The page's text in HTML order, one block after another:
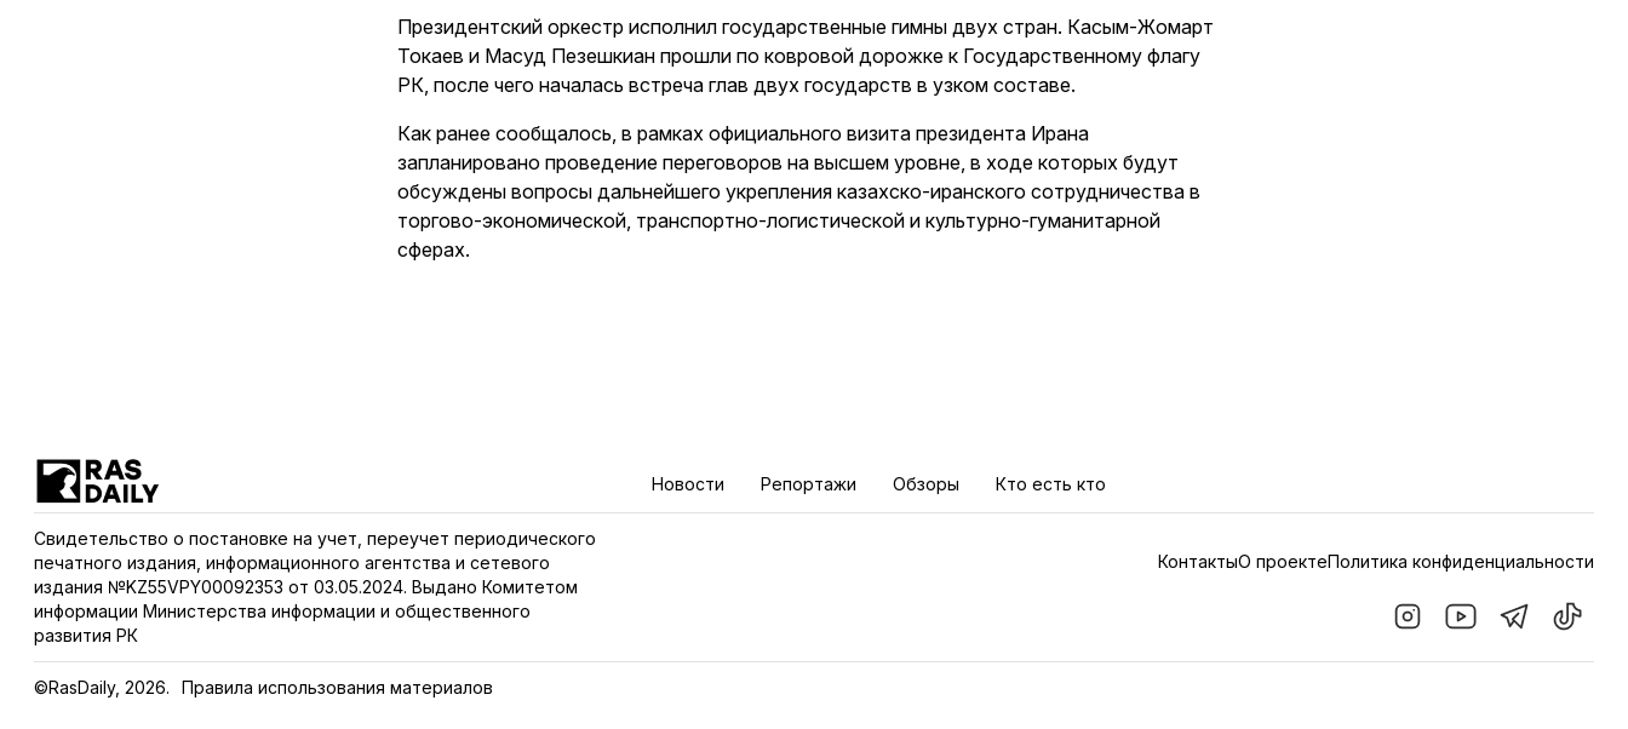
Президентский оркестр исполнил государственные гимны двух стран. Касым-Жомарт
Токаев и Масуд Пезешкиан прошли по ковровой дорожке к Государственному флагу
РК, после чего началась встреча глав двух государств в узком составе.
Как ранее сообщалось, в рамках официального визита президента Ирана
запланировано проведение переговоров на высшем уровне, в ходе которых будут
обсуждены вопросы дальнейшего укрепления казахско-иранского сотрудничества в
торгово-экономической, транспортно-логистической и культурно-гуманитарной
сферах.
Новости Репортажи Обзоры Кто есть кто
Свидетельство о постановке на учет, переучет периодического
печатного издания, информационного агентства и сетевого
издания №KZ55VPY00092353 от 03.05.2024. Выдано Комитетом
информации Министерства информации и общественного
развития РК
КонтактыО проектеПолитика конфиденциальности
©RasDaily, 2026. Правила использования материалов